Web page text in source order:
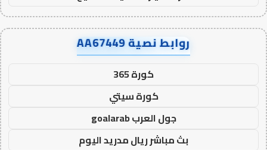
روابط نصية AA67449
كورة 365
كورة سيتي
جول العرب goalarab
بث مباشر ريال مدريد اليوم